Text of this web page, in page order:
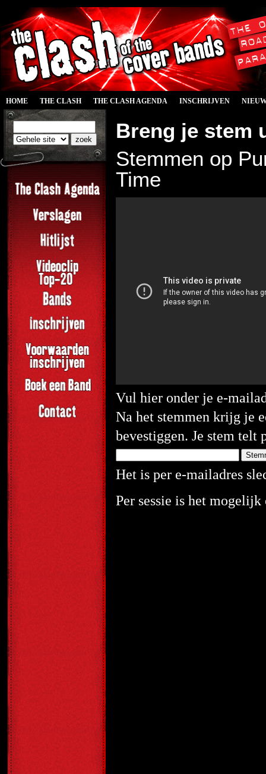
HOME THE CLASH THE CLASH AGENDA INSCHRIJVEN
Breng je stem
Stemmen op
Time
Vul hier onder je e-
Na het stemmen krijg je
bevestiggen. Je stem telt
Het is per e-mailadres
Per sessie is het